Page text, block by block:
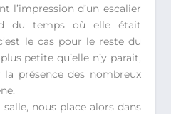
l’impression d’un escalier
du temps où elle était
le cas pour le reste du
petite qu’elle n’y parait,
la présence des nombreux
nous place alors dans